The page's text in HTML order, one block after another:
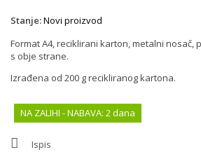
Stanje:Novi proizvod
Format A4, reciklirani karton, metalni nosač,
s obje strane.
Izrađena od 200 g recikliranog kartona.
NA ZALIHI - NABAVA: 2 dana
Ispis